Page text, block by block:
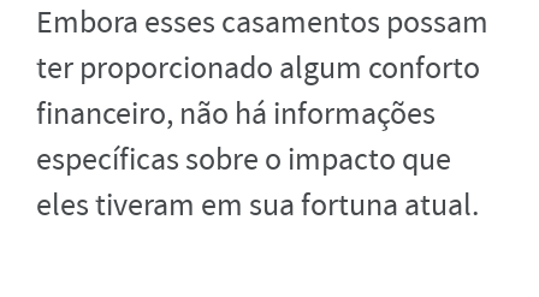
Embora esses casamentos possam
ter proporcionado algum conforto
financeiro, não há informações
específicas sobre o impacto que
eles tiveram em sua fortuna atual.